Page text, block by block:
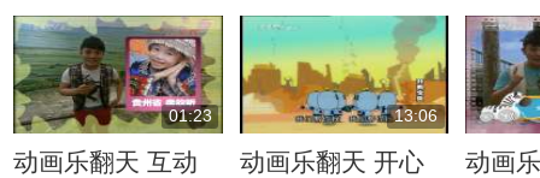
01:23
动画乐翻天 互动
13:06
动画乐翻天 开心
动画